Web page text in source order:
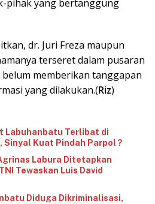
pihak yang bertanggung
dr. Juri Freza maupun
terseret dalam pusaran
memberikan tanggapan
yang dilakukan.(Riz)
Labuhanbatu Terlibat di
Sinyal Kuat Pindah Parpol ?
Labura Ditetapkan
Tewaskan Luis David
Diduga Dikriminalisasi,